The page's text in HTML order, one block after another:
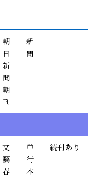
朝
日
新
聞
朝
刊
新
聞
文
藝
春
単
行
本
続刊あり